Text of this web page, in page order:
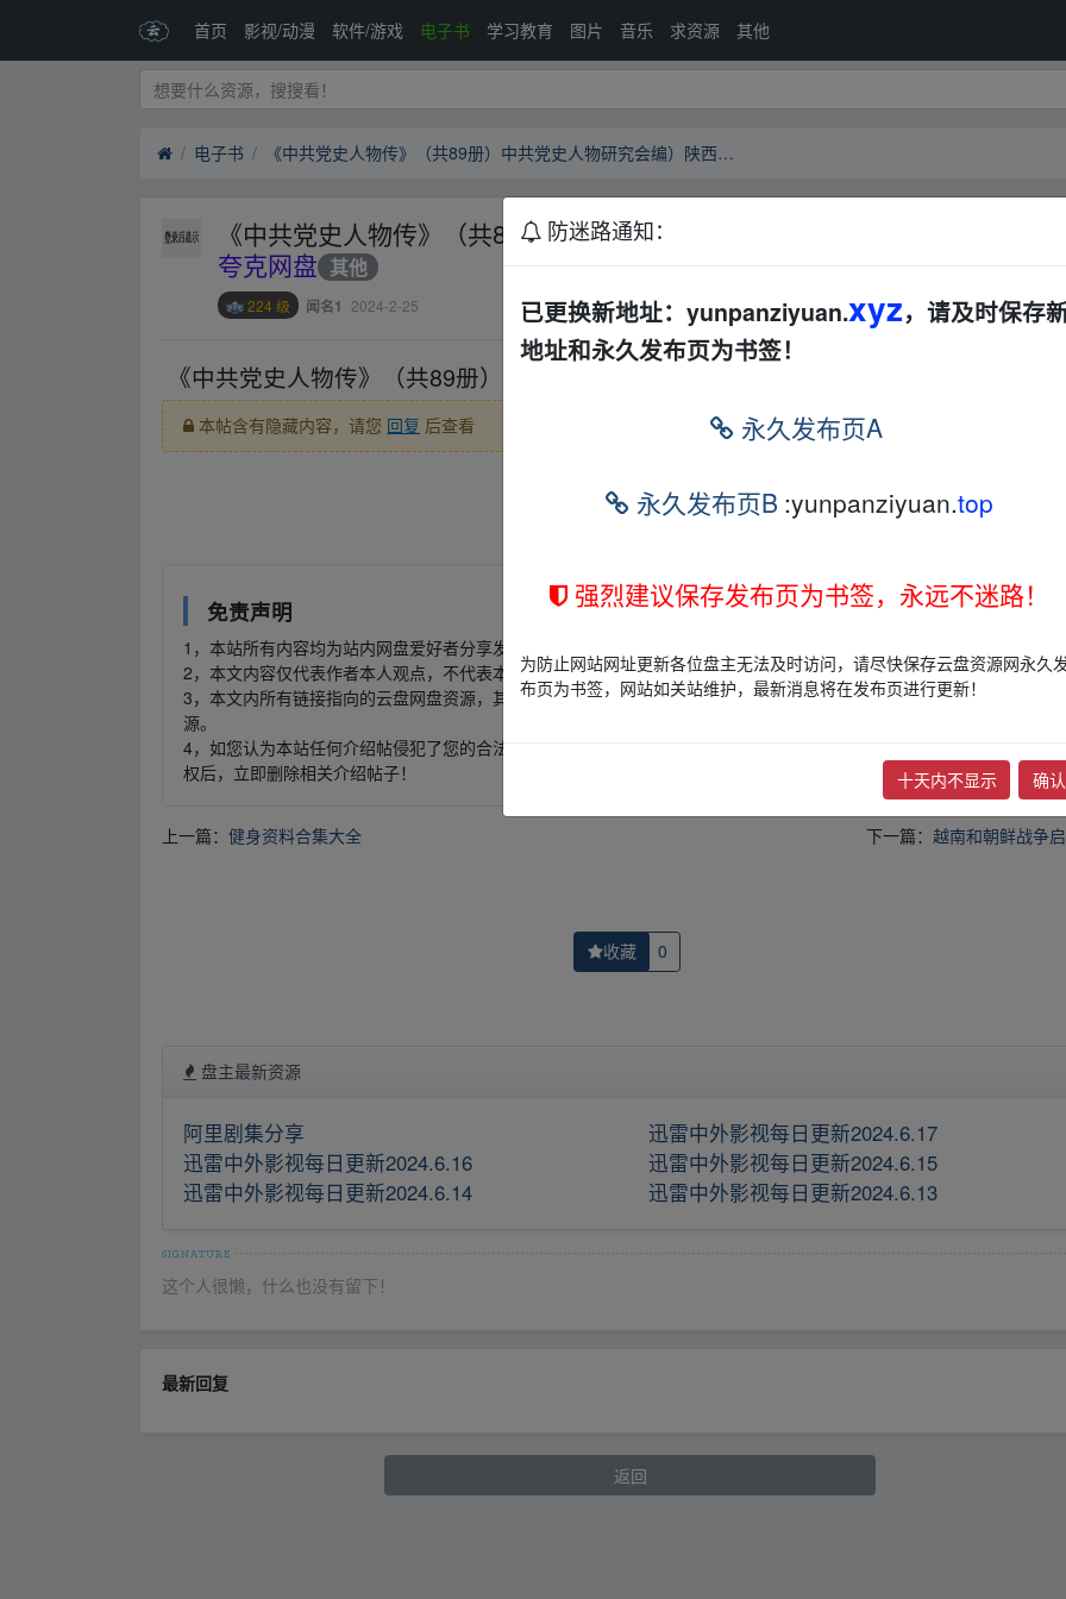
首页 影视/动漫 软件/游戏 电子书 学习教育 图片 音乐 求资源 其他
电子书 《中共党史人物传》（共89册）中共党史人物研究会编）陕西人民1992版）
《中共党史人物传》（共89册）中共党史人物研究会编）陕西人民1992版）
夸克网盘 其他
224 级 闻名1 2024-2-25
《中共党史人物传》（共89册）中共党史人物研究会编）陕西人民1992版）
本帖含有隐藏内容，请您 回复 后查看
免责声明
1，本站所有内容均为站内网盘爱好者分享发布的网盘链接介绍展示帖子，
2，本文内容仅代表作者本人观点，不代表本网站立场，作者文责自负。
3，本文内所有链接指向的云盘网盘资源，其版权归版权方所有！其实际管理权为帖子发布者所有，本站无法操作相关资
源。
4，如您认为本站任何介绍帖侵犯了您的合法版权，请点击
权后，立即删除相关介绍帖子！
上一篇： 健身资料合集大全 下一篇： 越南和朝鲜战争
收藏 0
盘主最新资源
阿里剧集分享
迅雷中外影视每日更新2024.6.17
迅雷中外影视每日更新2024.6.16
迅雷中外影视每日更新2024.6.15
迅雷中外影视每日更新2024.6.14
迅雷中外影视每日更新2024.6.13
这个人很懒，什么也没有留下！
最新回复
返回
防迷路通知：
已更换新地址：yunpanziyuan.xyz，请及时保存
地址和永久发布页为书签！
永久发布页A
永久发布页B :yunpanziyuan.top
强烈建议保存发布页为书签，永远不迷路！
为防止网站网址更新各位盘主无法及时访问，请尽快保存云盘资源网永久
布页为书签，网站如关站维护，最新消息将在发布页进行更新！
十天内不显示 确认